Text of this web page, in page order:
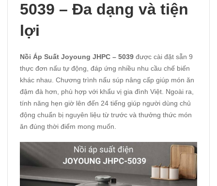
5039 – Đa dạng và tiện
lợi
Nồi Áp Suất Joyoung JHPC – 5039 được cài đặt sẵn 9
thực đơn nấu tự động, đáp ứng nhiều nhu cầu chế biến
khác nhau. Chương trình nấu súp nâng cấp giúp món ăn
đậm đà hơn, phù hợp với khẩu vị gia đình Việt. Ngoài ra,
tính năng hẹn giờ lên đến 24 tiếng giúp người dùng chủ
động chuẩn bị nguyên liệu từ trước và thưởng thức món
ăn đúng thời điểm mong muốn.